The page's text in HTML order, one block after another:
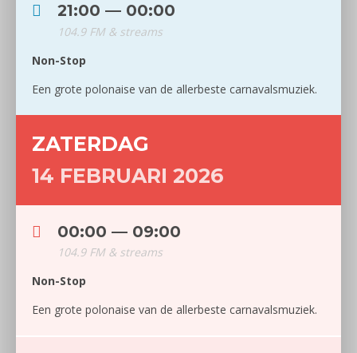
21:00 — 00:00
104.9 FM & streams
Non-Stop
Een grote polonaise van de allerbeste carnavalsmuziek.
ZATERDAG
14 FEBRUARI 2026
00:00 — 09:00
104.9 FM & streams
Non-Stop
Een grote polonaise van de allerbeste carnavalsmuziek.